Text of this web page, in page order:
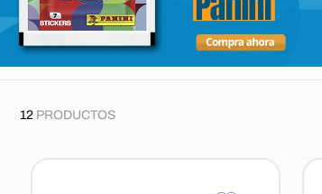
12 PRODUCTOS